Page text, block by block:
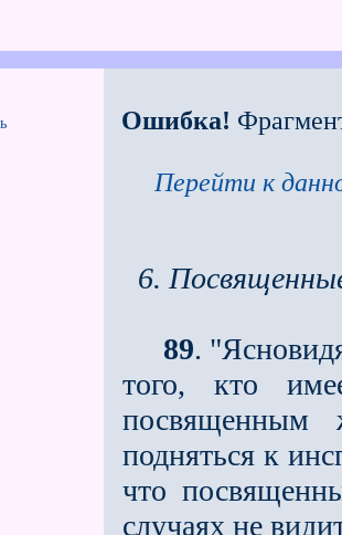
Ошибка!
Перейти к
6.
89.
того, кто
посвященным
подняться к
что
случаях не